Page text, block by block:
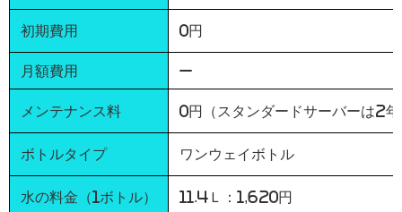
初期費用 0円
月額費用 –
メンテナンス料 0円（ スタンダードサーバーは2
ボトルタイプ ワンウェイボトル
水の料金（1ボトル） 11.4Ｌ：1,620円